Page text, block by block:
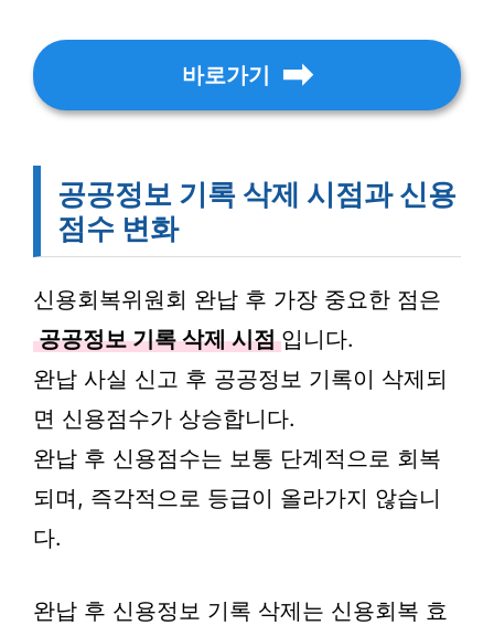
바로가기
공공정보 기록 삭제 시점과 신용
점수 변화
신용회복위원회 완납 후 가장 중요한 점은
공공정보 기록 삭제 시점 입니다.
완납 사실 신고 후 공공정보 기록이 삭제되
면 신용점수가 상승합니다.
완납 후 신용점수는 보통 단계적으로 회복
되며, 즉각적으로 등급이 올라가지 않습니
다.
완납 후 신용정보 기록 삭제는 신용회복 효